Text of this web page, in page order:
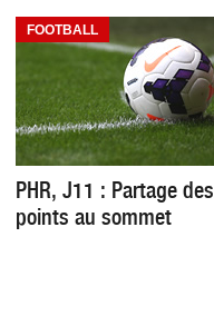
FOOTBALL
PHR, J11 : Partage des
points au sommet